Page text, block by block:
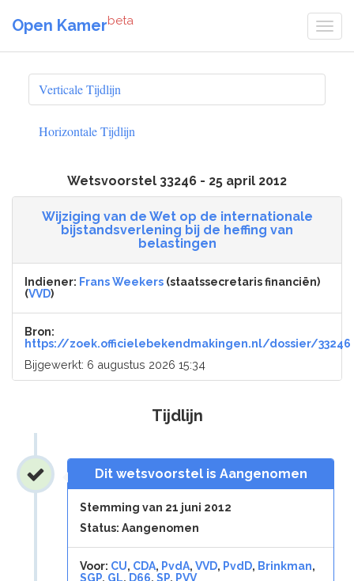
Open Kamerbeta
Verticale Tijdlijn
Horizontale Tijdlijn
Wetsvoorstel 33246 - 25 april 2012
Wijziging van de Wet op de internationale
bijstandsverlening bij de heffing van
belastingen
Indiener: Frans Weekers (staatssecretaris financiën)
(VVD)
Bron:
https://zoek.officielebekendmakingen.nl/dossier/33246
Bijgewerkt: 6 augustus 2026 15:34
Tijdlijn
Dit wetsvoorstel is Aangenomen
Stemming van 21 juni 2012
Status: Aangenomen
Voor: CU, CDA, PvdA,VVD, PvdD, Brinkman,
SGP, GL, D66,SP, PVV